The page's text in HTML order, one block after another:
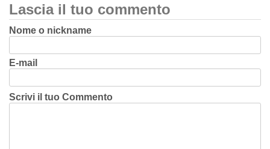
Lascia il tuo commento
Nome o nickname
E-mail
Scrivi il tuo Commento